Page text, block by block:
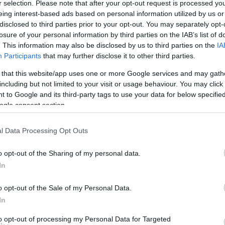
selection. Please note that after your opt-out request is processed
interest-based ads based on personal information utilized by us
to third parties prior to your opt-out. You may separately
of your personal information by third parties on the IAB’s list of
This information may also be disclosed by us to third parties on the
Participants that may further disclose it to other third parties.
that this website/app uses one or more Google services and may
but not limited to your visit or usage behaviour. You may
to Google and its third-party tags to use your data for below
consent section.
Data Processing Opt Outs
opt-out of the Sharing of my personal data.
opt-out of the Sale of my Personal Data.
opt-out of processing my Personal Data for Targeted
britannique est réservé seulement aux deux